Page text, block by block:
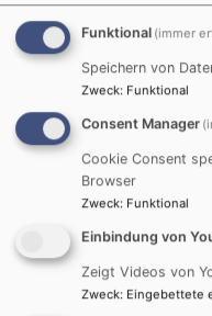
Bildrechte Hermann
St.
To do TEXT ähnlich
die Kirche vom
Ortskirche im
Namensgebung
Ulrich von Augsburg.
Funktional (immer
Speichern von
Zweck: Funktional
Consent Manager
Cookie Consent
Browser
Zweck: Funktional
Einbindung von
Zeigt Videos von
Zweck: Eingebettete